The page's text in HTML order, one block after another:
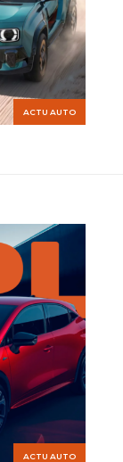
ACTU AUTO
ACTU AUTO